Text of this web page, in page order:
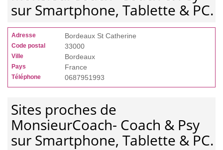
sur Smartphone, Tablette & PC.
Adresse Bordeaux St Catherine
Code postal 33000
Ville Bordeaux
Pays France
Téléphone 0687951993
Sites proches de
MonsieurCoach- Coach & Psy
sur Smartphone, Tablette & PC.